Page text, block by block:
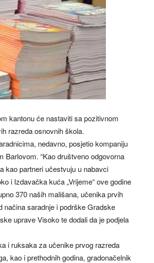
kantonu će nastaviti sa pozitivnom
razreda osnovnih škola.
nedavno, posjetio kompaniju
Barlovom. “Kao društveno odgovorna
kao partneri učestvuju u nabavci
i Izdavačka kuća „Vrijeme“ ove godine
370 naših mališana, učenika prvih
načina saradnje i podrške Gradske
uprave Visoko te dodali da je podjela
i ruksaka za učenike prvog razreda
kao i prethodnih godina, gradonačelnik